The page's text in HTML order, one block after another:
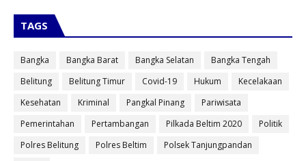
TAGS
Bangka Bangka Barat Bangka Selatan
Bangka Tengah
Belitung
Belitung Timur Covid-19 Hukum
Kecelakaan
Kesehatan
Kriminal Pangkal Pinang
Pariwisata
Pemerintahan
Pertambangan Pilkada Beltim 2020
Politik
Polres Belitung
Polres Beltim
Polsek Tanjungpandan